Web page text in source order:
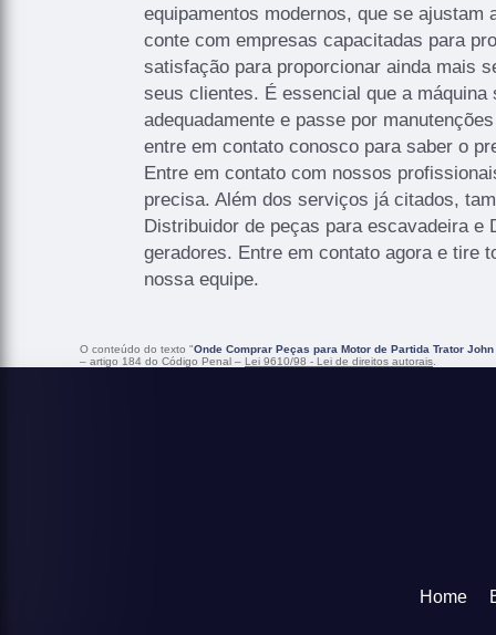
equipamentos modernos, que se ajustam
conte com empresas capacitadas para
satisfação para proporcionar ainda mais
seus clientes. É essencial que a máquina
adequadamente e passe por
entre em contato conosco para saber o
Entre em contato com nossos
precisa. Além dos serviços já citados,
Distribuidor de peças para escavadeira e
geradores. Entre em contato agora e tire
nossa equipe.
O conteúdo do texto "Onde Comprar Peças para Motor de Partida Trator
– artigo 184 do Código Penal – Lei 9610/98 - Lei de direitos autorais.
Home